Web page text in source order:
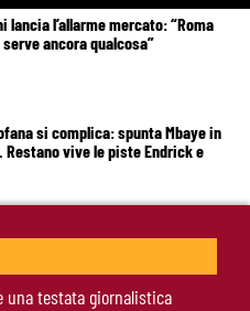
lancia l’allarme mercato: “Roma
ancora qualcosa”
si complica: spunta Mbaye in
vive le piste Endrick e
Gasperini frena il rientro: “Ci vorrà
una testata giornalistica